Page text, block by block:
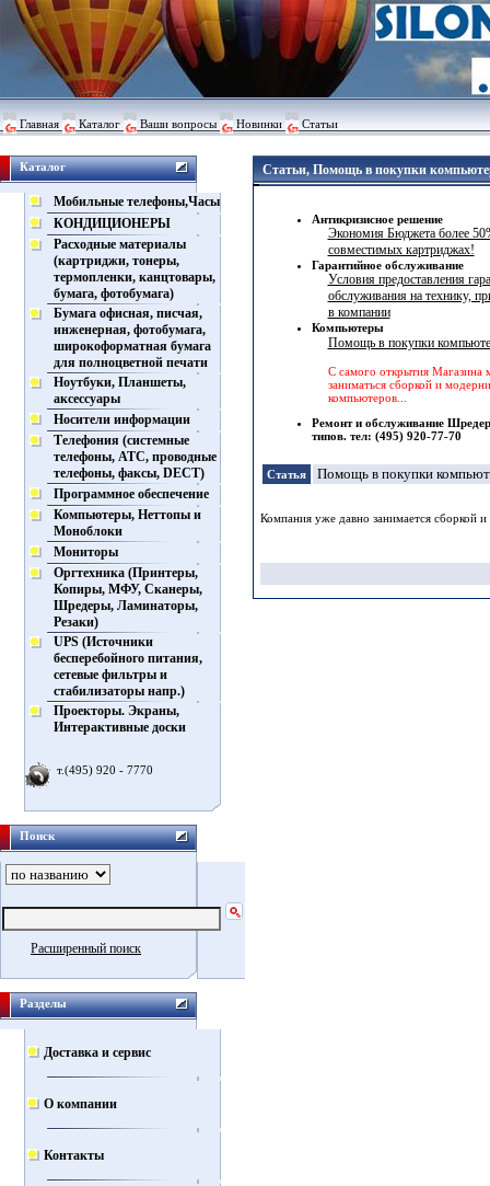
Главная Каталог Ваши вопросы Новинки Статьи
Каталог
Мобильные телефоны,Часы
КОНДИЦИОНЕРЫ
Расходные материалы
(картриджи, тонеры,
термопленки, канцтовары,
бумага, фотобумага)
Бумага офисная, писчая,
инженерная, фотобумага,
широкоформатная бумага
для полноцветной печати
Ноутбуки, Планшеты,
аксессуары
Носители информации
Телефония (системные
телефоны, АТС, проводные
телефоны, факсы, DECT)
Программное обеспечение
Компьютеры, Неттопы и
Моноблоки
Мониторы
Оргтехника (Принтеры,
Копиры, МФУ, Сканеры,
Шредеры, Ламинаторы,
Резаки)
UPS (Источники
бесперебойного питания,
сетевые фильтры и
стабилизаторы напр.)
Проекторы. Экраны,
Интерактивные доски
т.(495) 920 - 7770
Поиск
Расширенный поиск
Разделы
Доставка и сервис
О компании
Контакты
Статьи, Помощь в покупки
Антикризисное решение
Экономия Бюджета более
совместимых картриджах!
Гарантийное обслуживание
Условия предоставления
обслуживания на технику,
в компании
Компьютеры
Помощь в покупки
С самого открытия Магазина
заниматься сборкой и
компьютеров...
Ремонт и обслуживание
типов. тел: (495) 920-77-70
Статья Помощь в покупки
Компания уже давно занимается сборкой